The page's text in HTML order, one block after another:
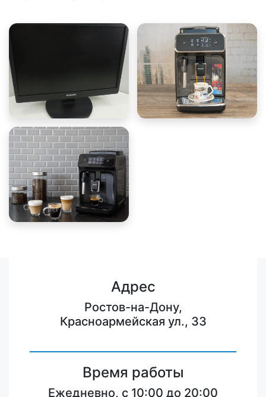
Адрес
Ростов-на-Дону,
Красноармейская ул., 33
Время работы
Ежедневно, с 10:00 до 20:00